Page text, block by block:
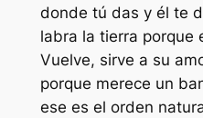
donde tú das y él te
labra la tierra porque
Vuelve, sirve a su
porque merece un
ese es el orden